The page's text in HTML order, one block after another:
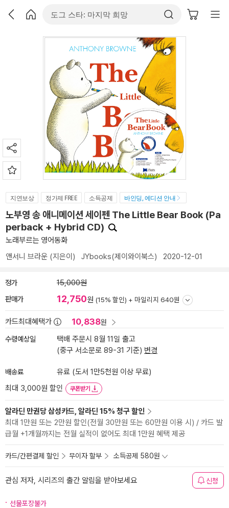
지연보상 정가제 FREE 소득공제 바인딩, 에디션 안내
노부영 송 애니메이션 세이펜 The Little Bear Book (Pa
perback + Hybrid CD)
노래부르는 영어동화
앤서니 브라운 (지은이) JYbooks(제이와이북스) 2020-12-01
정가 15,000원
판매가 12,750원 (15% 할인) + 마일리지 640원
카드최대혜택가 10,838원
수령예상일
택배 주문시 8월 11일 출고
(중구 서소문로 89-31 기준) 변경
배송료
유료 (도서 1만5천원 이상 무료)
최대 3,000원 할인
쿠폰받기
알라딘 만권당 삼성카드, 알라딘 15% 청구 할인
최대 1만원 또는 2만원 할인(전월 30만원 또는 60만원 이용 시) / 카드 발
급월 +1개월까지는 전월 실적이 없어도 최대 1만원 혜택 제공
카드/간편결제 할인 무이자 할부 소득공제 580원
관심 저자, 시리즈의 출간 알림을 받아보세요 신청
선물포장불가